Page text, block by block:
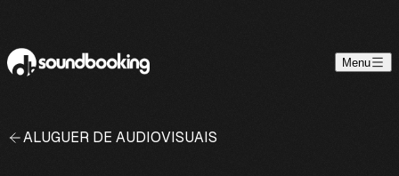
Menu
ALUGUER DE AUDIOVISUAIS